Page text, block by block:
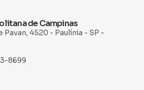
de Campinas
Pavan, 4520 - Paulínia - SP -
8699